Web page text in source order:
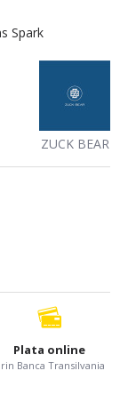
Spark
ZUCK BEAR
Plata online
Banca Transilvania